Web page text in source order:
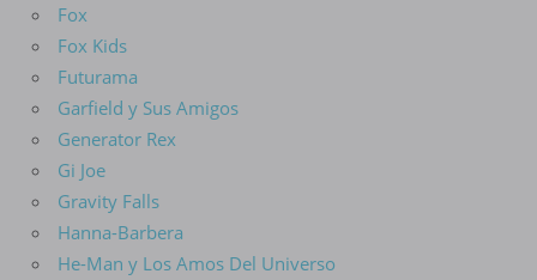
Fox
Fox Kids
Futurama
Garfield y Sus Amigos
Generator Rex
Gi Joe
Gravity Falls
Hanna-Barbera
He-Man y Los Amos Del Universo